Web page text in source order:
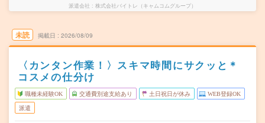
派遣会社 株式会社バイトレ（キャムコムグループ）
未読 掲載日 2026/08/09
〈カンタン作業！〉スキマ時間にサクッと＊
コスメの仕分け
職種未経験OK 交通費別途支給あり 土日祝日が休み WEB登録OK
派遣